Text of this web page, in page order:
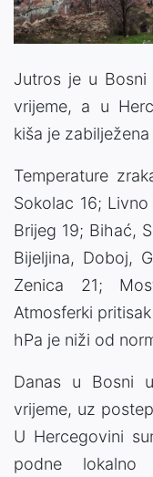
Jutros je u
vrijeme, a u
kiša je
Temperature
Sokolac 16;
Brijeg 19; Bihać,
Bijeljina, Doboj,
Zenica 21;
Atmosferki
hPa je niži od
Danas u Bosni
vrijeme, uz
U Hercegovini
podne